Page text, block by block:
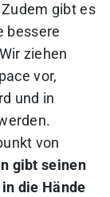
gibt es
bessere
ziehen
vor,
und in
von
gibt seinen
die Hände